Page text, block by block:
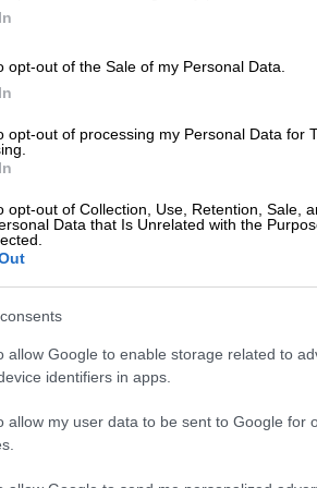
opt-out of the Sale of my Personal Data.
opt-out of processing my Personal Data for
opt-out of Collection, Use, Retention, Sale,
Data that Is Unrelated with the
allow Google to enable storage related to
identifiers in apps.
allow my user data to be sent to Google for
Ελλάδα|08.08.2022 11:55
Αντώνη Καλαϊδόπουλο «η
σβήσει», ενώ στο σημείο
τμήματος πυροσβεστών,
δοθεί το σήμα της